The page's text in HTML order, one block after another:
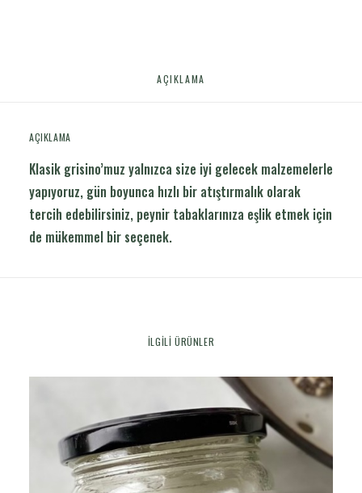
AÇIKLAMA
AÇIKLAMA
Klasik grisino’muz yalnızca size iyi gelecek malzemelerle
yapıyoruz, gün boyunca hızlı bir atıştırmalık olarak
tercih edebilirsiniz, peynir tabaklarınıza eşlik etmek için
de mükemmel bir seçenek.
İLGILI ÜRÜNLER